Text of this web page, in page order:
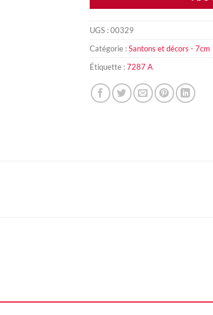
UGS :00329
Catégorie :Santons et décors - 7cm
Étiquette :7287 A